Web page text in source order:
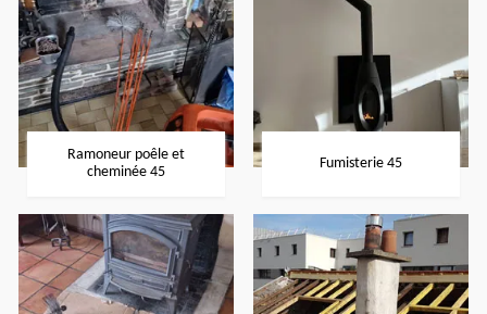
Ramoneur poêle et
cheminée 45
Fumisterie 45